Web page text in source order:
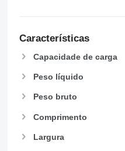
Características
Capacidade de carga
Peso líquido
Peso bruto
Comprimento
Largura